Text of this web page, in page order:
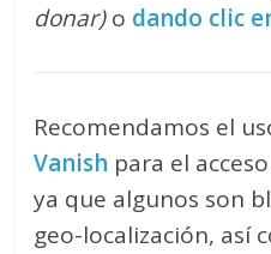
donar)o dando clic
Recomendamos el
Vanish para el
ya que algunos son
geo-localización, así